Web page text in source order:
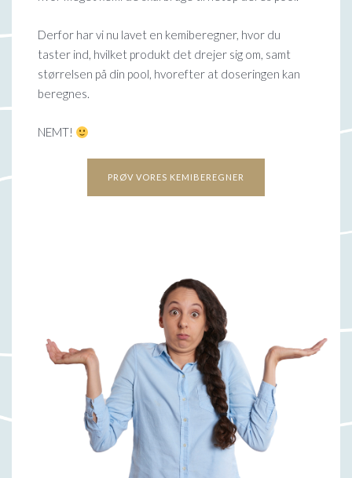
Derfor har vi nu lavet en kemiberegner, hvor du
taster ind, hvilket produkt det drejer sig om, samt
størrelsen på din pool, hvorefter at doseringen kan
beregnes.
NEMT!
PRØV VORES KEMIBEREGNER